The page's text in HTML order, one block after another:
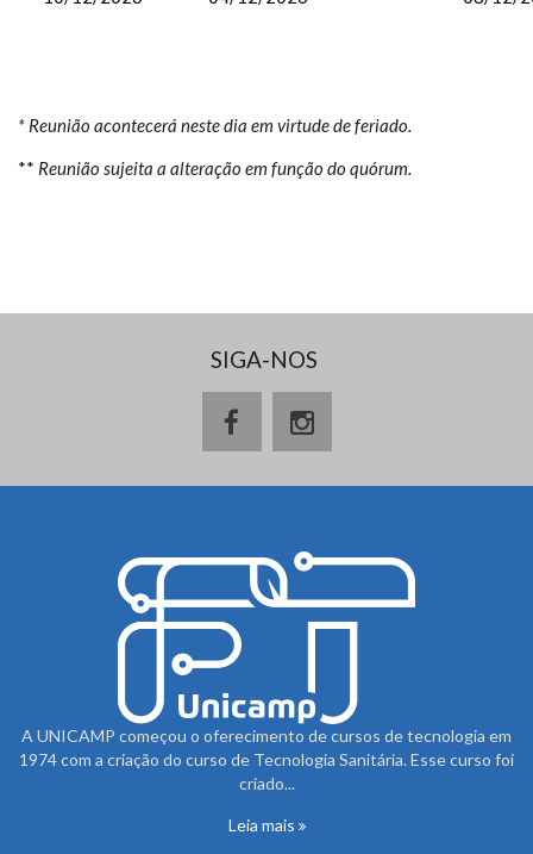
* Reunião acontecerá neste dia em virtude de feriado.
** Reunião sujeita a alteração em função do quórum.
SIGA-NOS
A UNICAMP começou o oferecimento de cursos de tecnologia em
1974 com a criação do curso de Tecnologia Sanitária. Esse curso foi
criado...
Leia mais